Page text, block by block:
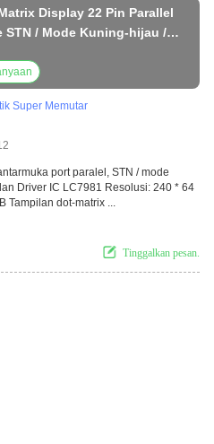
Display 22 Pin Parallel
STN / Mode Kuning-hijau /
64 Kecerahan 350 Dengan
Super Memutar
port paralel, STN / mode
Driver IC LC7981 Resolusi: 240 * 64
Tampilan dot-matrix ...
Tinggalkan pesan.